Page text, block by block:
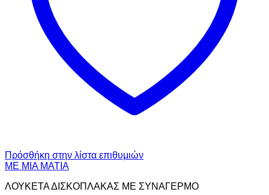
Πρόσθήκη στην λίστα επιθυμιών
ΜΕ ΜΙΑ ΜΑΤΙΑ
ΛΟΥΚΕΤΑ ΔΙΣΚΟΠΛΑΚΑΣ ΜΕ ΣΥΝΑΓΕΡΜΟ